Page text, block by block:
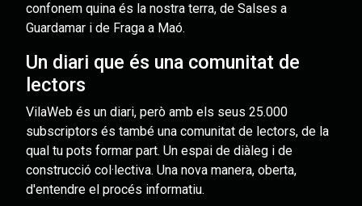
confonem quina és la nostra terra, de Salses a
Guardamar i de Fraga a Maó.
Un diari que és una comunitat de
lectors
VilaWeb és un diari, però amb els seus 25.000
subscriptors és també una comunitat de lectors, de la
qual tu pots formar part. Un espai de diàleg i de
construcció col·lectiva. Una nova manera, oberta,
d'entendre el procés informatiu.